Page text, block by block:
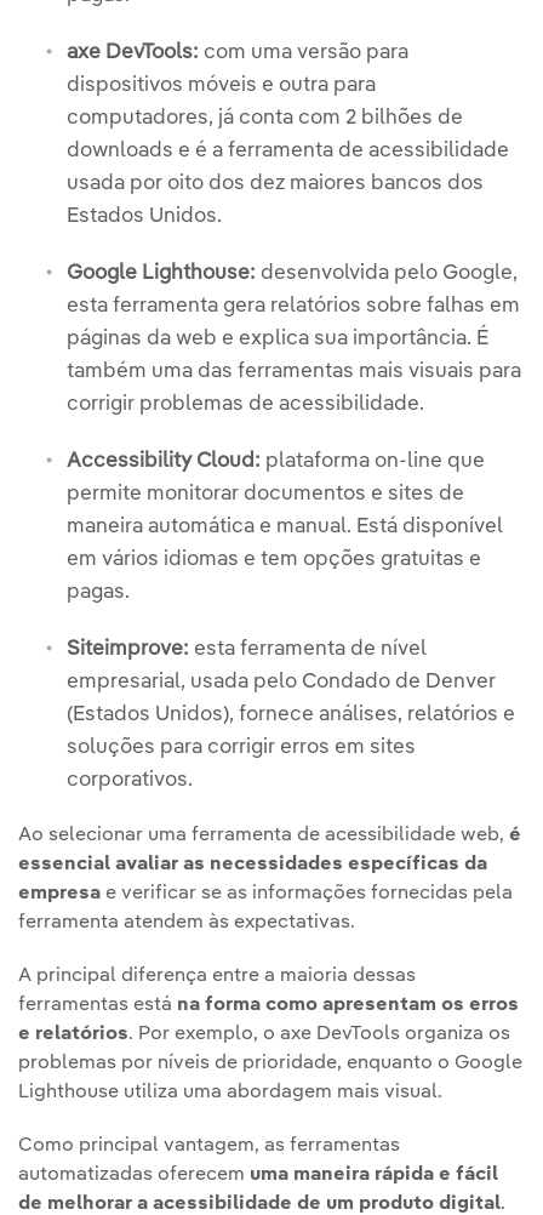
axe DevTools: com uma versão para
dispositivos móveis e outra para
computadores, já conta com 2 bilhões de
downloads e é a ferramenta de acessibilidade
usada por oito dos dez maiores bancos dos
Estados Unidos.
Google Lighthouse: desenvolvida pelo Google,
esta ferramenta gera relatórios sobre falhas em
páginas da web e explica sua importância. É
também uma das ferramentas mais visuais para
corrigir problemas de acessibilidade.
Accessibility Cloud: plataforma on-line que
permite monitorar documentos e sites de
maneira automática e manual. Está disponível
em vários idiomas e tem opções gratuitas e
pagas.
Siteimprove: esta ferramenta de nível
empresarial, usada pelo Condado de Denver
(Estados Unidos), fornece análises, relatórios e
soluções para corrigir erros em sites
corporativos.
Ao selecionar uma ferramenta de acessibilidade web, é
essencial avaliar as necessidades específicas da
empresa e verificar se as informações fornecidas pela
ferramenta atendem às expectativas.
A principal diferença entre a maioria dessas
ferramentas está na forma como apresentam os erros
e relatórios. Por exemplo, o axe DevTools organiza os
problemas por níveis de prioridade, enquanto o Google
Lighthouse utiliza uma abordagem mais visual.
Como principal vantagem, as ferramentas
automatizadas oferecem uma maneira rápida e fácil
de melhorar a acessibilidade de um produto digital.